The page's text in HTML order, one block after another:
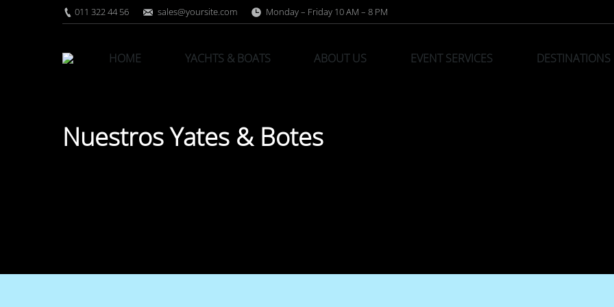
011 322 44 56 sales@yoursite.com Monday – Friday 10 AM – 8 PM
HOME YACHTS & BOATS ABOUT US EVENT SERVICES DESTINATIONS
Nuestros Yates & Botes